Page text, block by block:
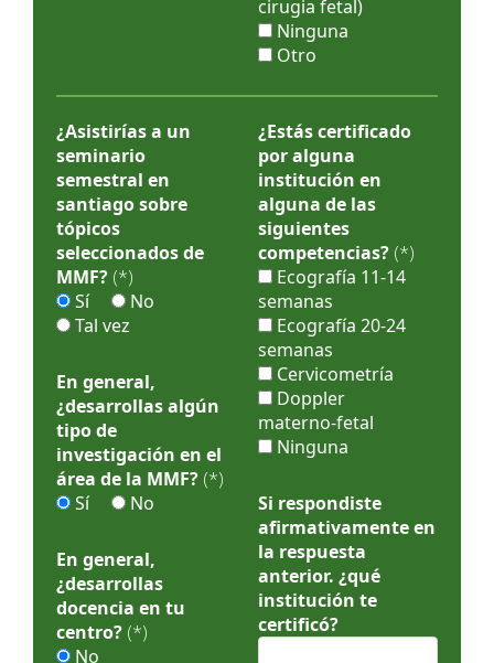
cirugia fetal)
Ninguna
Otro
¿Asistirías a un
seminario
semestral en
santiago sobre
tópicos
seleccionados de
MMF? (*)
Sí
No
Tal vez
En general,
¿desarrollas algún
tipo de
investigación en el
área de la MMF? (*)
Sí
No
En general,
¿desarrollas
docencia en tu
centro? (*)
No
¿Estás certificado
por alguna
institución en
alguna de las
siguientes
competencias? (*)
Ecografía 11-14
semanas
Ecografía 20-24
semanas
Cervicometría
Doppler
materno-fetal
Ninguna
Si respondiste
afirmativamente en
la respuesta
anterior. ¿qué
institución te
certificó?